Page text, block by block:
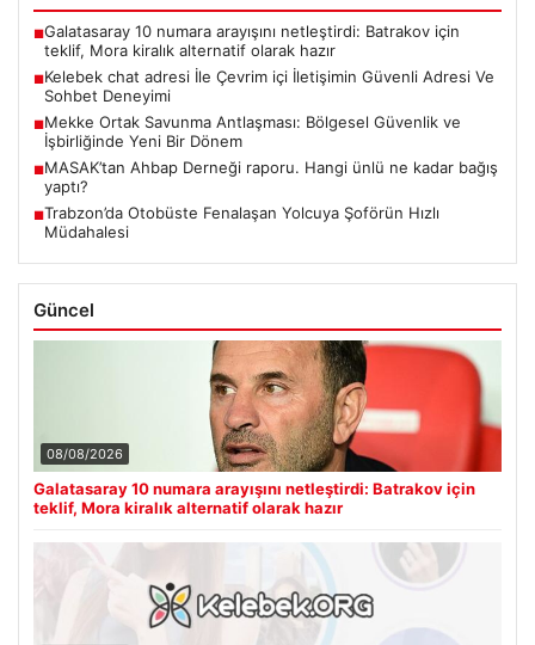
■Galatasaray 10 numara arayışını netleştirdi: Batrakov için
teklif, Mora kiralık alternatif olarak hazır
■Kelebek chat adresi İle Çevrim içi İletişimin Güvenli Adresi Ve
Sohbet Deneyimi
■Mekke Ortak Savunma Antlaşması: Bölgesel Güvenlik ve
İşbirliğinde Yeni Bir Dönem
■MASAK’tan Ahbap Derneği raporu. Hangi ünlü ne kadar bağış
yaptı?
■Trabzon’da Otobüste Fenalaşan Yolcuya Şoförün Hızlı
Müdahalesi
Güncel
08/08/2026
Galatasaray 10 numara arayışını netleştirdi: Batrakov için
teklif, Mora kiralık alternatif olarak hazır